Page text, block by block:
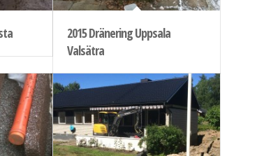
2015 Dränering Uppsala
Valsätra